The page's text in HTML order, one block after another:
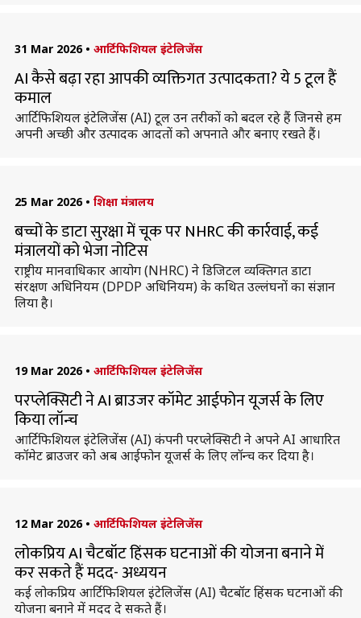
31 Mar 2026 • आर्टिफिशियल इंटेलिजेंस
AI कैसे बढ़ा रहा आपकी व्यक्तिगत उत्पादकता? ये 5 टूल हैं
कमाल
आर्टिफिशियल इंटेलिजेंस (AI) टूल उन तरीकों को बदल रहे हैं जिनसे हम
अपनी अच्छी और उत्पादक आदतों को अपनाते और बनाए रखते हैं।
25 Mar 2026 • शिक्षा मंत्रालय
बच्चों के डाटा सुरक्षा में चूक पर NHRC की कार्रवाई, कई
मंत्रालयों को भेजा नोटिस
राष्ट्रीय मानवाधिकार आयोग (NHRC) ने डिजिटल व्यक्तिगत डाटा
संरक्षण अधिनियम (DPDP अधिनियम) के कथित उल्लंघनों का संज्ञान
लिया है।
19 Mar 2026 • आर्टिफिशियल इंटेलिजेंस
परप्लेक्सिटी ने AI ब्राउजर कॉमेट आईफोन यूजर्स के लिए
किया लॉन्च
आर्टिफिशियल इंटेलिजेंस (AI) कंपनी परप्लेक्सिटी ने अपने AI आधारित
कॉमेट ब्राउजर को अब आईफोन यूजर्स के लिए लॉन्च कर दिया है।
12 Mar 2026 • आर्टिफिशियल इंटेलिजेंस
लोकप्रिय AI चैटबॉट हिंसक घटनाओं की योजना बनाने में
कर सकते हैं मदद- अध्ययन
कई लोकप्रिय आर्टिफिशियल इंटेलिजेंस (AI) चैटबॉट हिंसक घटनाओं की
योजना बनाने में मदद दे सकते हैं।